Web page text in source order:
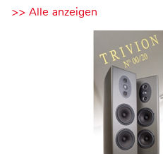
>> Alle anzeigen